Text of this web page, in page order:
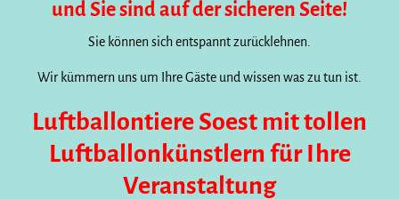
und Sie sind auf der sicheren Seite!
Sie können sich entspannt zurücklehnen.
Wir kümmern uns um Ihre Gäste und wissen was zu tun ist.
Luftballontiere Soest mit tollen
Luftballonkünstlern für Ihre
Veranstaltung